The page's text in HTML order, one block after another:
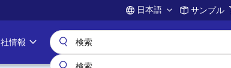
Account
日本語 サンプル
情報